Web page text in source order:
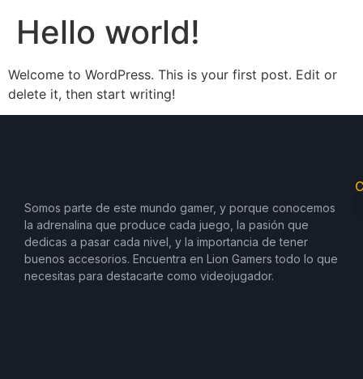
Hello world!
Welcome to WordPress. This is your first post. Edit or
delete it, then start writing!
Somos parte de este mundo gamer, y porque conocemos
la adrenalina que produce cada juego, la pasión que
dedicas a pasar cada nivel, y la importancia de tener
buenos accesorios. Encuentra en Lion Gamers todo lo que
necesitas para destacarte como videojugador.